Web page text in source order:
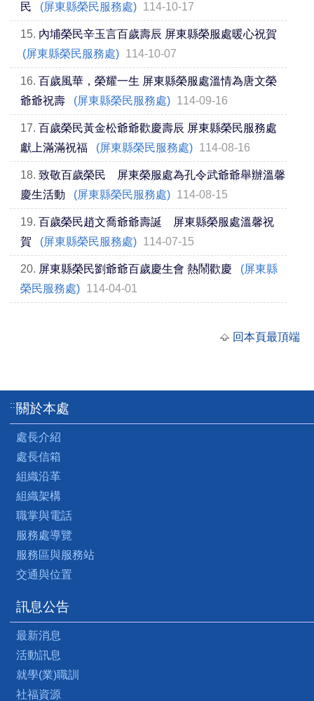
民
(屏東縣榮民服務處) 114-10-17
15. 內埔榮民辛玉言百歲壽辰 屏東縣榮服處暖心祝賀
(屏東縣榮民服務處) 114-10-07
16. 百歲風華，榮耀一生 屏東縣榮服處溫情為唐文榮
爺爺祝壽
(屏東縣榮民服務處) 114-09-16
17. 百歲榮民黃金松爺爺歡慶壽辰 屏東縣榮民服務處
獻上滿滿祝福
(屏東縣榮民服務處) 114-08-16
18. 致敬百歲榮民 屏東榮服處為孔令武爺爺舉辦溫馨
慶生活動
(屏東縣榮民服務處) 114-08-15
19. 百歲榮民趙文喬爺爺壽誕 屏東縣榮服處溫馨祝
賀
(屏東縣榮民服務處) 114-07-15
20. 屏東縣榮民劉爺爺百歲慶生會 熱鬧歡慶
(屏東縣
榮民服務處) 114-04-01
回本頁最頂端
:::關於本處
處長介紹
處長信箱
組織沿革
組織架構
職掌與電話
服務處導覽
服務區與服務站
交通與位置
訊息公告
最新消息
活動訊息
就學(業)職訓
社福資源